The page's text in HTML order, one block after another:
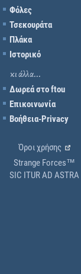
Φόλες
Τσεκουράτα
Πλάκα
Ιστορικό
κι άλλα...
Δωρεά στο ftou
Επικοινωνία
Βοήθεια-Privacy
Όροι χρήσης
Strange Forces™
SIC ITUR AD ASTRA